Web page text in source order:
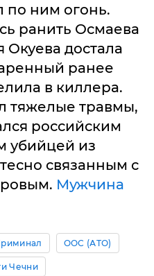
по ним огонь.
ранить Осмаева
Окуева достала
ранее
в киллера.
тяжелые травмы,
российским
убийцей из
связанным с
Мужчина
ООС (АТО)
Чечни